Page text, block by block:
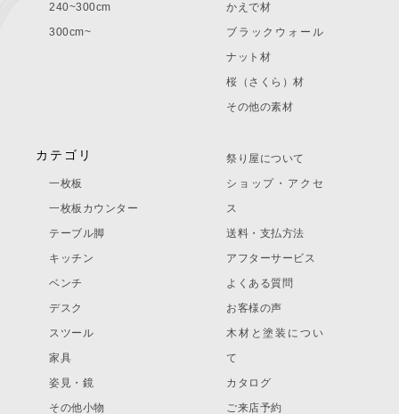
240~300cm
300cm~
かえで材
ブラックウォール
ナット材
桜（さくら）材
その他の素材
カテゴリ
一枚板
一枚板カウンター
テーブル脚
キッチン
ベンチ
デスク
スツール
家具
姿見・鏡
その他小物
祭り屋について
ショップ・アクセ
ス
送料・支払方法
アフターサービス
よくある質問
お客様の声
木材と塗装につい
て
カタログ
ご来店予約